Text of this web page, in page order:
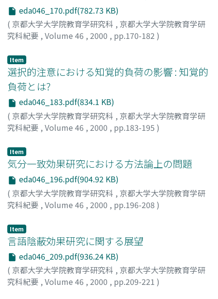
eda046_170.pdf(782.73 KB)
( 京都大学大学院教育学研究科 , 京都大学大学院教育学研
究科紀要 , Volume 46 , 2000 , pp.170-182 )
Item
選択的注意における知覚的負荷の影響 : 知覚的
負荷とは?
eda046_183.pdf(834.1 KB)
( 京都大学大学院教育学研究科 , 京都大学大学院教育学研
究科紀要 , Volume 46 , 2000 , pp.183-195 )
Item
気分一致効果研究における方法論上の問題
eda046_196.pdf(904.92 KB)
( 京都大学大学院教育学研究科 , 京都大学大学院教育学研
究科紀要 , Volume 46 , 2000 , pp.196-208 )
Item
言語陰蔽効果研究に関する展望
eda046_209.pdf(936.24 KB)
( 京都大学大学院教育学研究科 , 京都大学大学院教育学研
究科紀要 , Volume 46 , 2000 , pp.209-221 )